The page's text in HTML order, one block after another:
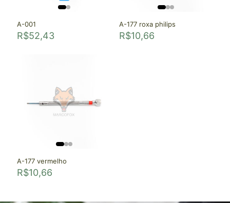
A-001
R$52,43
A-177 roxa philips
R$10,66
A-177 vermelho
R$10,66